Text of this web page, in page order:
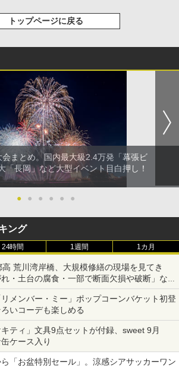
トップページに戻る
まとめ。国内最大級2.4万発「幕張ビ
「長岡」など大型イベント目白押し！
● ● ● ● ● ●
ング
24時間 1週間 1カ月
荒川湾岸橋、大規模修繕の現場を見てき
・土台の腐食・一部で断面欠損や破断」など
す？
メンバー・ミー」ポップコーンバケット初登
いコーデも楽しめる
ティ」文具9点セットが付録、sweet 9月
ケース入り
「お盆特別セール」。涼感シアサッカーワン